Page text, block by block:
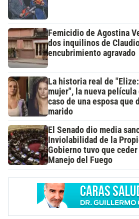
Femicidio de Agostina
dos inquilinos de
encubrimiento agravado
La historia real de
mujer", la nueva
caso de una esposa que
marido
El Senado dio media
Inviolabilidad de la
Gobierno tuvo que ceder
Manejo del Fuego